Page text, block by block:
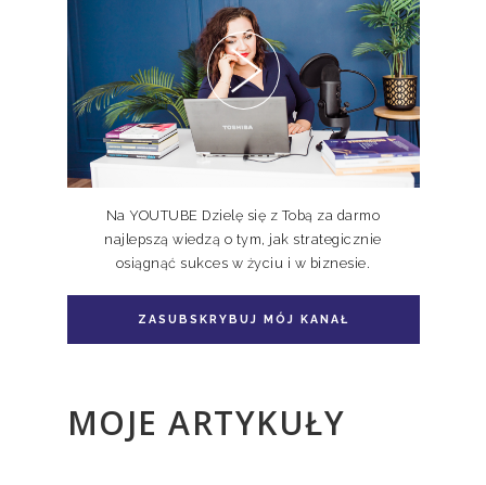
Pakiet 2 książek Doskonale
Niedoskonali TOM I, II
Pakiet książka + e-book Doskonale
Niedoskonali TOM II
Na YOUTUBE Dzielę się z Tobą za darmo
najlepszą wiedzą o tym, jak strategicznie
osiągnąć sukces w życiu i w biznesie.
ZASUBSKRYBUJ MÓJ KANAŁ
MOJE ARTYKUŁY